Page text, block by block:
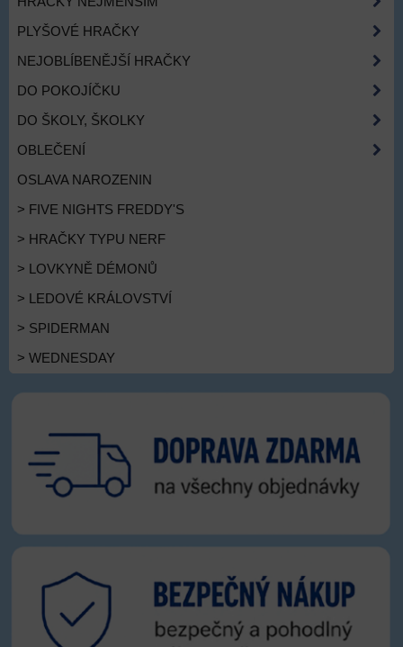
PLYŠOVÉ HRAČKY
NEJOBLÍBENĚJŠÍ HRAČKY
DO POKOJÍČKU
DO ŠKOLY, ŠKOLKY
OBLEČENÍ
OSLAVA NAROZENIN
> FIVE NIGHTS FREDDY'S
> HRAČKY TYPU NERF
> LOVKYNĚ DÉMONŮ
> LEDOVÉ KRÁLOVSTVÍ
> SPIDERMAN
> WEDNESDAY